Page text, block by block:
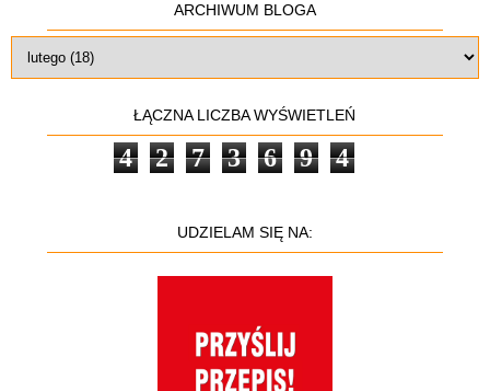
ARCHIWUM BLOGA
ŁĄCZNA LICZBA WYŚWIETLEŃ
4 2 7 3 6 9 4
UDZIELAM SIĘ NA: